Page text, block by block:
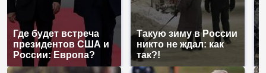
Где будет встреча
президентов США и
России: Европа?
Такую зиму в России
никто не ждал: как
так?!